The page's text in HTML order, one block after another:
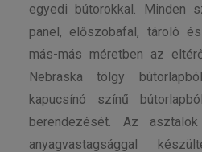
egyedi bútorokkal. Minden
panel, előszobafal, tároló
más-más méretben az
Nebraska tölgy
kapucsínó színű
berendezését. Az
anyagvastagsággal